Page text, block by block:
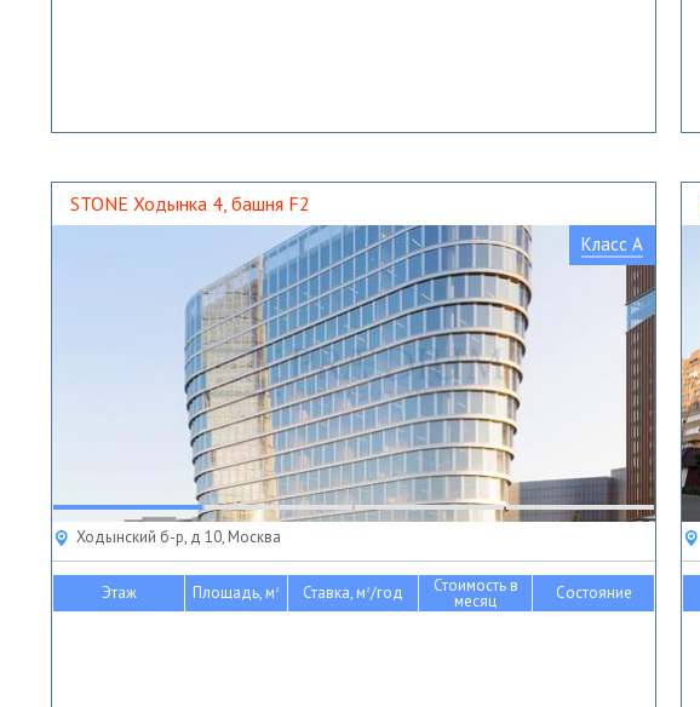
STONE Ходынка 4, башня F2
Класс A
Ходынский б-р, д 10, Москва
Этаж Площадь, м2 Ставка, м2/год Стоимость в
месяц Состояние